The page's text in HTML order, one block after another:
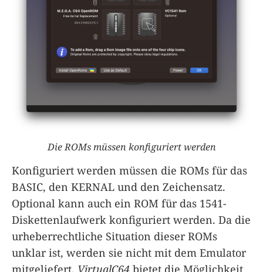
Die ROMs müssen konfiguriert werden
Konfiguriert werden müssen die ROMs für das
BASIC, den KERNAL und den Zeichensatz.
Optional kann auch ein ROM für das 1541-
Diskettenlaufwerk konfiguriert werden. Da die
urheberrechtliche Situation dieser ROMs
unklar ist, werden sie nicht mit dem Emulator